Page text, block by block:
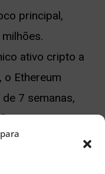
principal,
ativo cripto a
o Ethereum
7 semanas,
na semana